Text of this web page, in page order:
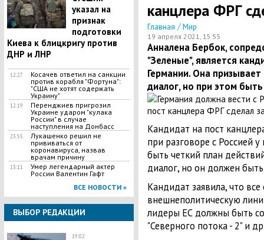
указал на
признак
подготовки
Киева к блицкригу против
ДНР и ЛНР
12:27
​Косачев ответил на санкции
против корабля "Фортуна":
"США не хотят содержать
Украину"
12:19
Перенджиев пригрозил
Украине ударом "кулака
России" в случае
наступления на Донбасс
23:55
Лукашенко решил не
прививаться от
коронавируса, назвав
врачам причину
13:11
Умер легендарный актер
России Валентин Гафт
ВСЕ НОВОСТИ »
ВЫБОР РЕДАКЦИИ
19:02
канцлера ФРГ
Главная / Мир
19 апреля 2021, 15:55
Анналена Бербок,
"Зеленые", является
Германии. Она
диалог, но при этом
Кандидат на пост
при разговоре с Россией
быть четкий план
диалог, но он должен
Кандидат заявила, что
внешнеполитическую
лидеры ЕС должны быть
"Северного потока - 2" и